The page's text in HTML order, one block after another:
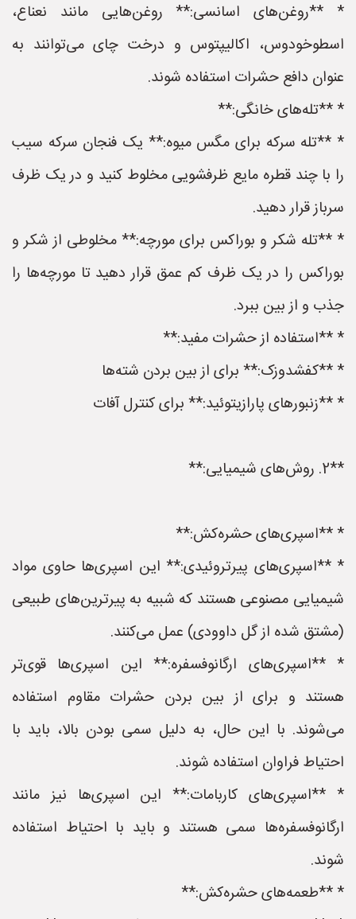
* **روغن‌های اسانسی:** روغن‌هایی مانند نعناع،
اسطوخودوس، اکالیپتوس و درخت چای می‌توانند به
عنوان دافع حشرات استفاده شوند.
* **تله‌های خانگی:**
* **تله سرکه برای مگس میوه:** یک فنجان سرکه سیب
را با چند قطره مایع ظرفشویی مخلوط کنید و در یک ظرف
سرباز قرار دهید.
* **تله شکر و بوراکس برای مورچه:** مخلوطی از شکر و
بوراکس را در یک ظرف کم عمق قرار دهید تا مورچه‌ها را
جذب و از بین ببرد.
* **استفاده از حشرات مفید:**
* **کفشدوزک:** برای از بین بردن شته‌ها
* **زنبورهای پارازیتوئید:** برای کنترل آفات
**2. روش‌های شیمیایی:**
* **اسپری‌های حشره‌کش:**
* **اسپری‌های پیرتروئیدی:** این اسپری‌ها حاوی مواد
شیمیایی مصنوعی هستند که شبیه به پیرترین‌های طبیعی
(مشتق شده از گل داوودی) عمل می‌کنند.
* **اسپری‌های ارگانوفسفره:** این اسپری‌ها قوی‌تر
هستند و برای از بین بردن حشرات مقاوم استفاده
می‌شوند. با این حال، به دلیل سمی بودن بالا، باید با
احتیاط فراوان استفاده شوند.
* **اسپری‌های کاربامات:** این اسپری‌ها نیز مانند
ارگانوفسفره‌ها سمی هستند و باید با احتیاط استفاده
شوند.
* **طعمه‌های حشره‌کش:**